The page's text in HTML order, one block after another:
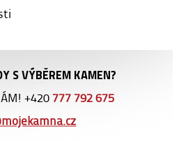
S VÝBĚREM KAMEN?
+420 777 792 675